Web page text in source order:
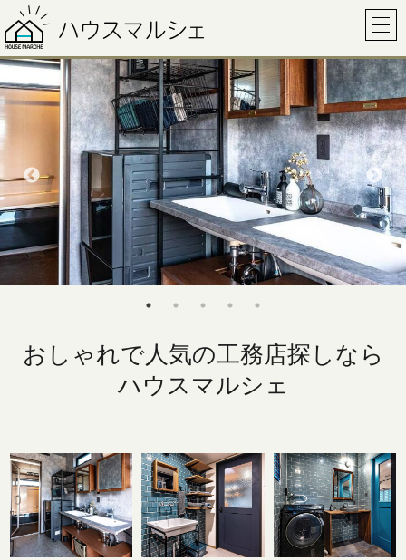
おしゃれで人気の工務店探しなら
ハウスマルシェ